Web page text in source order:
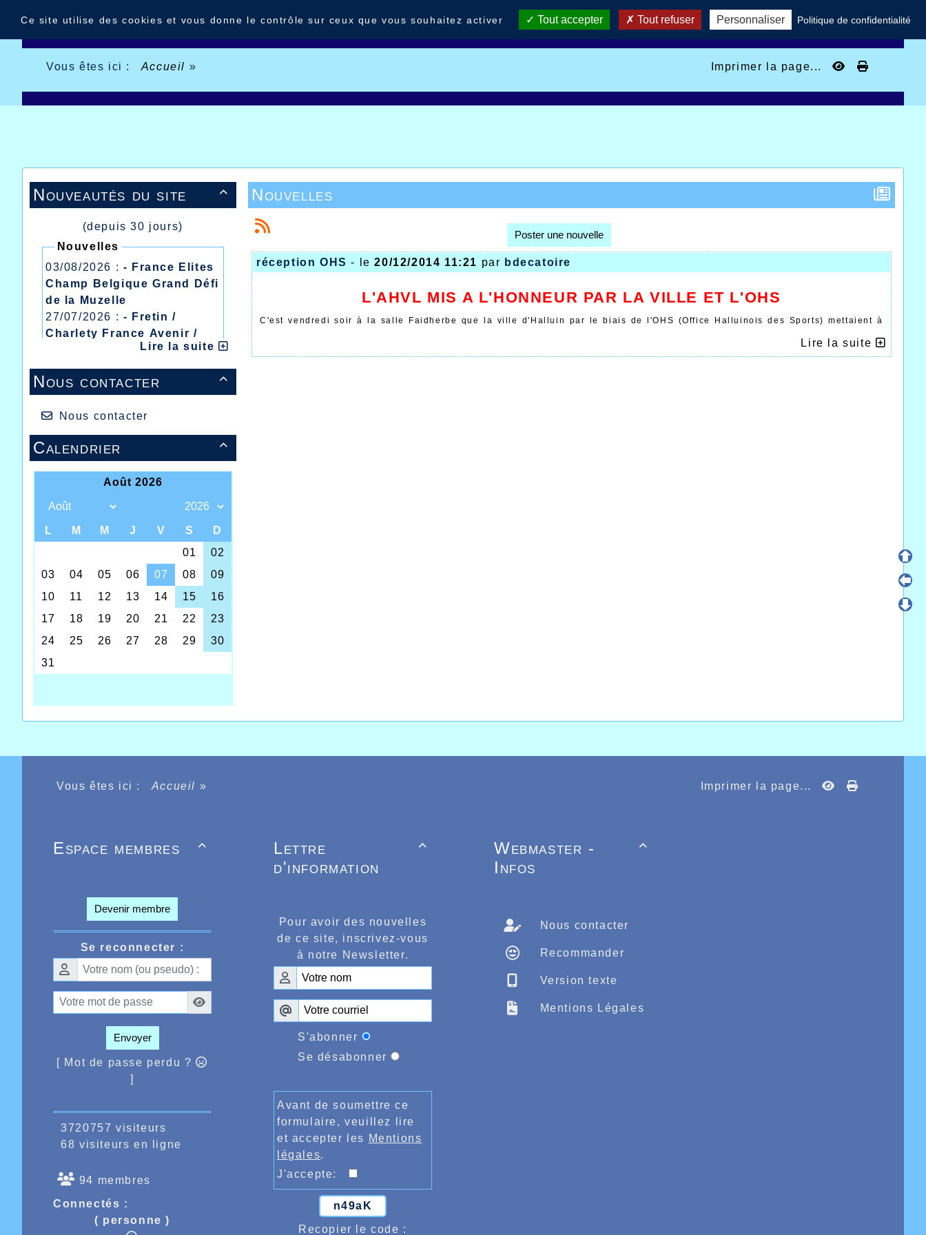
Vous êtes ici : Accueil » Imprimer la page...

Nouveautés du site
(depuis 30 jours)
Nouvelles
03/08/2026 : - France Elites
Champ Belgique Grand Défi
de la Muzelle
27/07/2026 : - Fretin /
Charlety France Avenir /
Heusden Zolder
20/07/2026 :- Courtrai /
Mont des Cats
Meeting Abeilles /
Régionaux /
Lire la suite

Nous contacter
Nous contacter

Calendrier
Nouvelles
Poster une nouvelle
réception OHS - le20/12/2014 11:21 par bdecatoire
L'AHVL MIS A L'HONNEUR PAR LA VILLE ET L'OHS
C'est vendredi soir à la salle Faidherbe que la ville d'Halluin par le biais de l'OHS (Office Halluinois des Sports) mettaient à
L'AHVL faisait partie des nominés, sur le plan individuel par notre championne de France cadette du 800m Agathe Delahoutre, et
Lire la suite
Vous êtes ici : Accueil » Imprimer la page...

Espace membres
Devenir membre
Se reconnecter :
Envoyer
[ Mot de passe perdu ?
]
3720757 visiteurs
68 visiteurs en ligne
94 membres
Connectés :
( personne )

Lettre
d'information
Pour avoir des nouvelles
de ce site, inscrivez-vous
à notre Newsletter.
S'abonner
Se désabonner
Avant de soumettre ce
formulaire, veuillez lire
et accepter les Mentions
légales.
J'accepte:
n49aK
Recopier le code :

Webmaster -
Infos
Nous contacter
Recommander
Version texte
Mentions Légales
Ce site utilise des cookies et vous donne le contrôle sur ceux que vous souhaitez activer Tout accepter Tout refuser Personnaliser Politique de confidentialité